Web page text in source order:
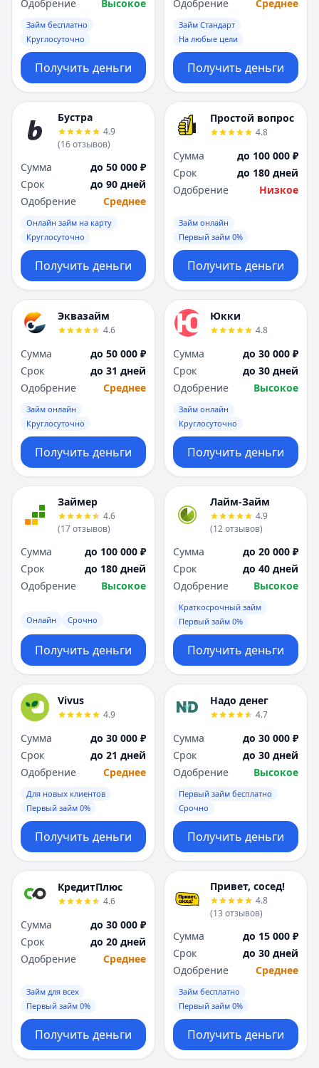
Одобрение
Высокое
Займ бесплатно
Круглосуточно
Получить деньги
Одобрение
Среднее
Займ Стандарт
На любые цели
Получить деньги
Бустра
4.9
(16отзывов)
Сумма
до 50 000 ₽
Срок
до 90 дней
Одобрение
Среднее
Онлайн займ на карту
Круглосуточно
Получить деньги
Простой вопрос
4.8
Сумма
до 100 000 ₽
Срок
до 180 дней
Одобрение
Низкое
Займ онлайн
Первый займ 0%
Получить деньги
Эквазайм
4.6
Сумма
до 50 000 ₽
Срок
до 31 дней
Одобрение
Среднее
Займ онлайн
Круглосуточно
Получить деньги
Юкки
4.8
Сумма
до 30 000 ₽
Срок
до 30 дней
Одобрение
Высокое
Займ онлайн
Круглосуточно
Получить деньги
Займер
4.6
(17отзывов)
Сумма
до 100 000 ₽
Срок
до 180 дней
Одобрение
Высокое
Онлайн Срочно
Получить деньги
Лайм-Займ
4.9
(12отзывов)
Сумма
до 20 000 ₽
Срок
до 40 дней
Одобрение
Высокое
Краткосрочный займ
Первый займ 0%
Получить деньги
Vivus
4.9
Сумма
до 30 000 ₽
Срок
до 21 дней
Одобрение
Среднее
Для новых клиентов
Первый займ 0%
Получить деньги
Надо денег
4.7
Сумма
до 30 000 ₽
Срок
до 30 дней
Одобрение
Высокое
Первый займ бесплатно
Срочно
Получить деньги
КредитПлюс
4.6
Сумма
до 30 000 ₽
Срок
до 20 дней
Одобрение
Среднее
Займ для всех
Первый займ 0%
Получить деньги
Привет, сосед!
4.8
(13 отзывов)
Сумма
до 15 000 ₽
Срок
до 30 дней
Одобрение
Среднее
Займ бесплатно
Первый займ 0%
Получить деньги